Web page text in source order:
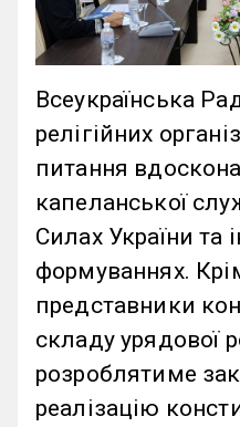
Всеукраїнська
релігійних
питання
капеланської
Силах України та
формуваннях.
представники
складу урядової
розроблятиме
реалізацію